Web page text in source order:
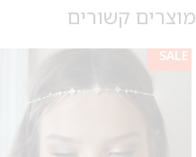
מוצרים קשורים
SALE